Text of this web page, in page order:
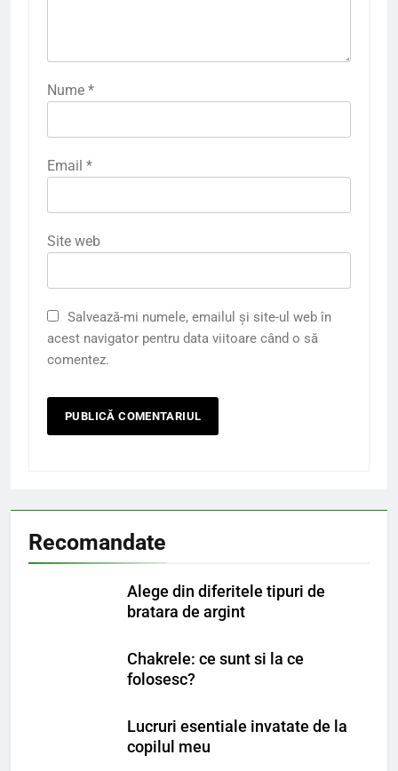
Nume *
Email *
Site web
Salvează-mi numele, emailul și site-ul web în
acest navigator pentru data viitoare când o să
comentez.
Recomandate
Alege din diferitele tipuri de
bratara de argint
Chakrele: ce sunt si la ce
folosesc?
Lucruri esentiale invatate de la
copilul meu